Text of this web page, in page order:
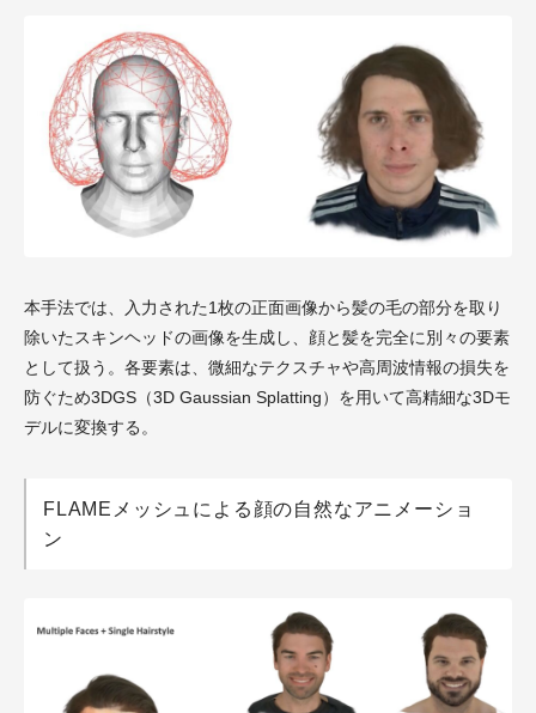
本手法では、入力された1枚の正面画像から髪の毛の部分を取り
除いたスキンヘッドの画像を生成し、顔と髪を完全に別々の要素
として扱う。各要素は、微細なテクスチャや高周波情報の損失を
防ぐため3DGS（3D Gaussian Splatting）を用いて高精細な3Dモ
デルに変換する。
FLAMEメッシュによる顔の自然なアニメーショ
ン